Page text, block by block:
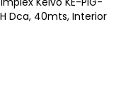
Dca, 40mts, Interior